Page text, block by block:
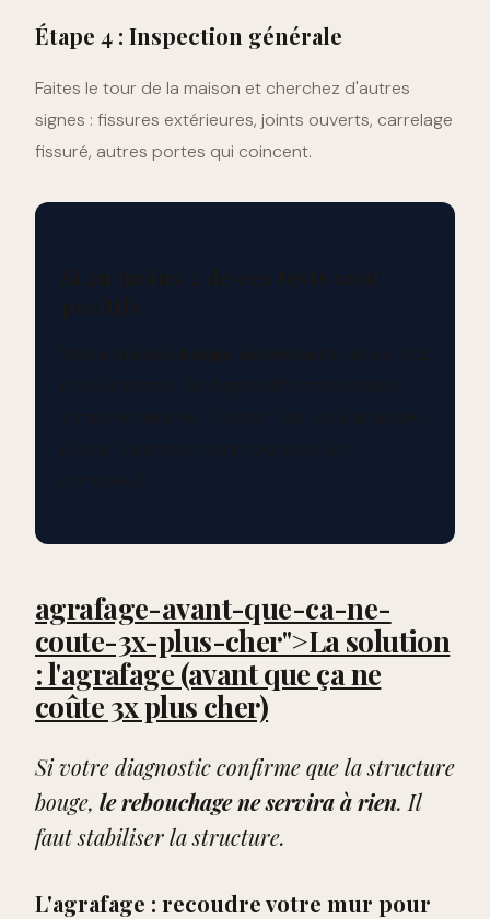
Étape 4 : Inspection générale
Faites le tour de la maison et cherchez d'autres
signes : fissures extérieures, joints ouverts, carrelage
fissuré, autres portes qui coincent.
agrafage-avant-que-ca-ne-
coute-3x-plus-cher">La solution
: l'agrafage (avant que ça ne
coûte 3x plus cher)
Si votre diagnostic confirme que la structure
bouge, le rebouchage ne servira à rien. Il
faut stabiliser la structure.
L'agrafage : recoudre votre mur pour